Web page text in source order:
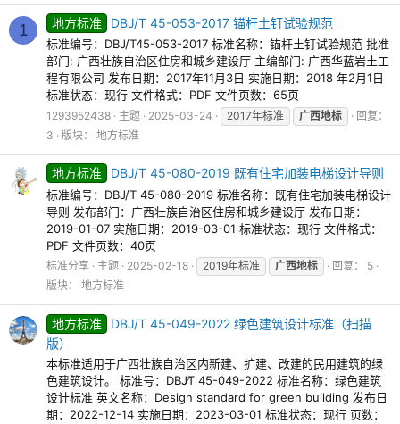
1 地方标准 DBJ/T 45-053-2017 锚杆土钉试验规范
标准编号：DBJ/T45-053-2017 标准名称：锚杆土钉试验规范 批准
部门: 广西壮族自治区住房和城乡建设厅 主编部门: 广西华蓝岩土工
程有限公司 发布日期：2017年11月3日 实施日期：2018 年2月1日
标准状态：现行 文件格式：PDF 文件页数：65页
1293952438 主题 2025-03-24 2017年标准 广西地标
回复：
3
版块： 地方标准
地方标准 DBJ/T 45-080-2019 既有住宅加装电梯设计导则
标准编号：DBJ/T 45-080-2019 标准名称：既有住宅加装电梯设计
导则 发布部门：广西壮族自治区住房和城乡建设厅 发布日期：
2019-01-07 实施日期：2019-03-01 标准状态：现行 文件格式：
PDF 文件页数：40页
标准分享 主题 2025-02-18 2019年标准 广西地标
回复： 5
版块： 地方标准
地方标准
DBJ/T 45-049-2022 绿色建筑设计标准（扫描
版）
本标准适用于广西壮族自治区内新建、扩建、改建的民用建筑的绿
色建筑设计。 标准号：DBJ∕T 45-049-2022 标准名称：绿色建筑
设计标准 英文名称：Design standard for green building 发布日
期：2022-12-14 实施日期：2023-03-01 标准状态：现行 页数：